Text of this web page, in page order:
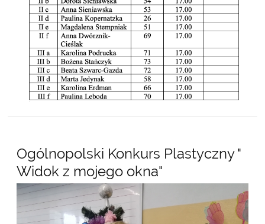
Ogólnopolski Konkurs Plastyczny "
Widok z mojego okna"